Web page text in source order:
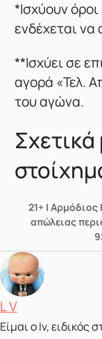
*Ισχύουν
ενδέχεται να
**Ισχύει σε
αγορά «Τελ.
του αγώνα.
21+ |
απώλειας
Posted by
L V
Είμαι ο lv, ειδικός